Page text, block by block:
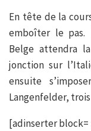
En tête de la
emboîter le pas.
Belge attendra
jonction sur
ensuite
Langenfelder,
[adinserter block=